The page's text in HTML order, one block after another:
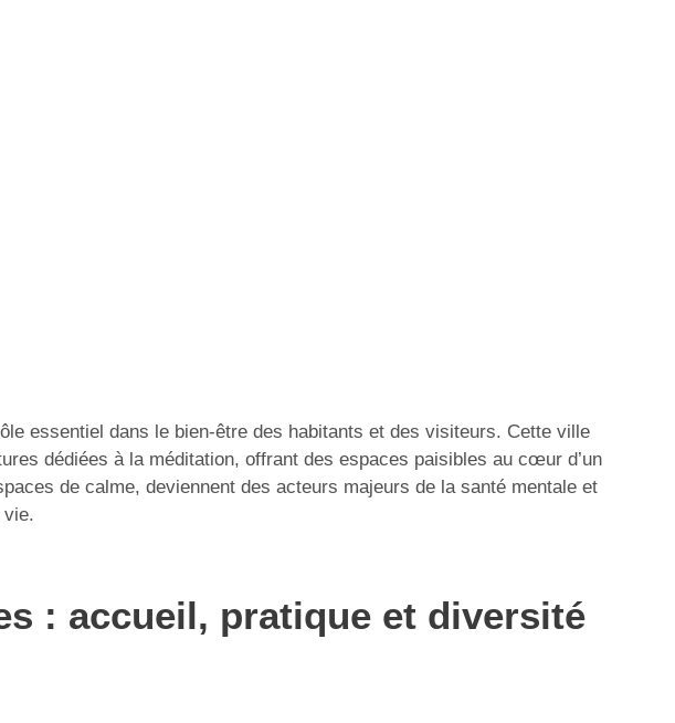
essentiel dans le bien-être des habitants et des visiteurs. Cette ville
dédiées à la méditation, offrant des espaces paisibles au cœur d’un
de calme, deviennent des acteurs majeurs de la santé mentale et
vie.
: accueil, pratique et diversité